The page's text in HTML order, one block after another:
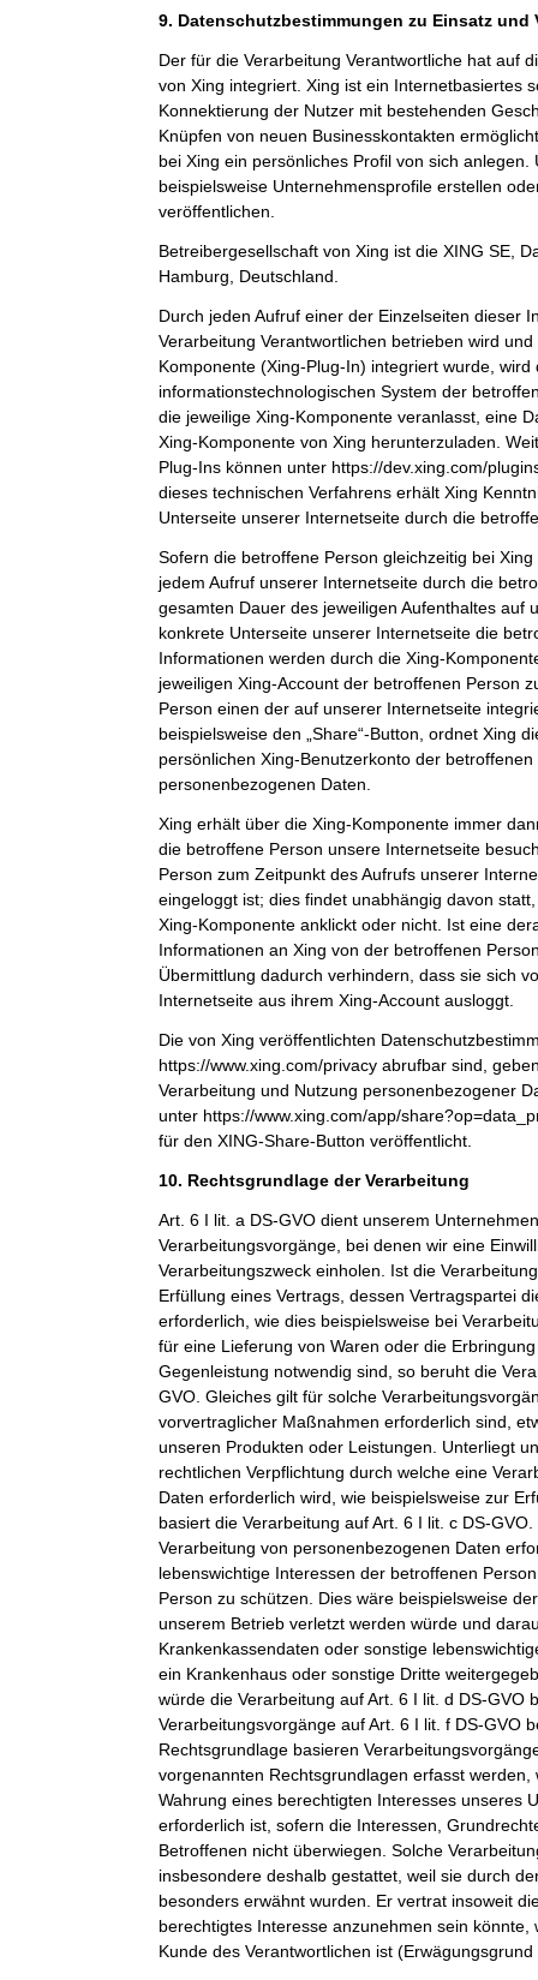
9. Datenschutzbestimmungen zu Einsatz und
Der für die Verarbeitung Verantwortliche hat auf
von Xing integriert. Xing ist ein Internetbasiertes
Konnektierung der Nutzer mit bestehenden
Knüpfen von neuen Businesskontakten
bei Xing ein persönliches Profil von sich anlegen.
beispielsweise Unternehmensprofile erstellen
veröffentlichen.
Betreibergesellschaft von Xing ist die XING SE,
Hamburg, Deutschland.
Durch jeden Aufruf einer der Einzelseiten dieser
Verarbeitung Verantwortlichen betrieben wird
Komponente (Xing-Plug-In) integriert wurde,
informationstechnologischen System der
die jeweilige Xing-Komponente veranlasst, eine
Xing-Komponente von Xing herunterzuladen.
Plug-Ins können unter https://dev.xing.com/
dieses technischen Verfahrens erhält Xing
Unterseite unserer Internetseite durch die
Sofern die betroffene Person gleichzeitig bei
jedem Aufruf unserer Internetseite durch die
gesamten Dauer des jeweiligen Aufenthaltes auf
konkrete Unterseite unserer Internetseite die
Informationen werden durch die Xing-
jeweiligen Xing-Account der betroffenen Person
Person einen der auf unserer Internetseite
beispielsweise den „Share“-Button, ordnet Xing
persönlichen Xing-Benutzerkonto der
personenbezogenen Daten.
Xing erhält über die Xing-Komponente immer
die betroffene Person unsere Internetseite
Person zum Zeitpunkt des Aufrufs unserer
eingeloggt ist; dies findet unabhängig davon
Xing-Komponente anklickt oder nicht. Ist eine
Informationen an Xing von der betroffenen
Übermittlung dadurch verhindern, dass sie sich
Internetseite aus ihrem Xing-Account ausloggt.
Die von Xing veröffentlichten
https://www.xing.com/privacy abrufbar sind,
Verarbeitung und Nutzung personenbezogener
unter https://www.xing.com/app/
für den XING-Share-Button veröffentlicht.
10. Rechtsgrundlage der Verarbeitung
Art. 6 I lit. a DS-GVO dient unserem
Verarbeitungsvorgänge, bei denen wir eine
Verarbeitungszweck einholen. Ist die
Erfüllung eines Vertrags, dessen Vertragspartei
erforderlich, wie dies beispielsweise bei
für eine Lieferung von Waren oder die
Gegenleistung notwendig sind, so beruht die
GVO. Gleiches gilt für solche
vorvertraglicher Maßnahmen erforderlich sind,
unseren Produkten oder Leistungen. Unterliegt
rechtlichen Verpflichtung durch welche eine
Daten erforderlich wird, wie beispielsweise zur
basiert die Verarbeitung auf Art. 6 I lit. c DS-
Verarbeitung von personenbezogenen Daten
lebenswichtige Interessen der betroffenen
Person zu schützen. Dies wäre beispielsweise
unserem Betrieb verletzt werden würde und
Krankenkassendaten oder sonstige
ein Krankenhaus oder sonstige Dritte
würde die Verarbeitung auf Art. 6 I lit. d DS-GVO
Verarbeitungsvorgänge auf Art. 6 I lit. f DS-GVO
Rechtsgrundlage basieren
vorgenannten Rechtsgrundlagen erfasst werden,
Wahrung eines berechtigten Interesses unseres
erforderlich ist, sofern die Interessen,
Betroffenen nicht überwiegen. Solche
insbesondere deshalb gestattet, weil sie durch
besonders erwähnt wurden. Er vertrat insoweit
berechtigtes Interesse anzunehmen sein
Kunde des Verantwortlichen ist